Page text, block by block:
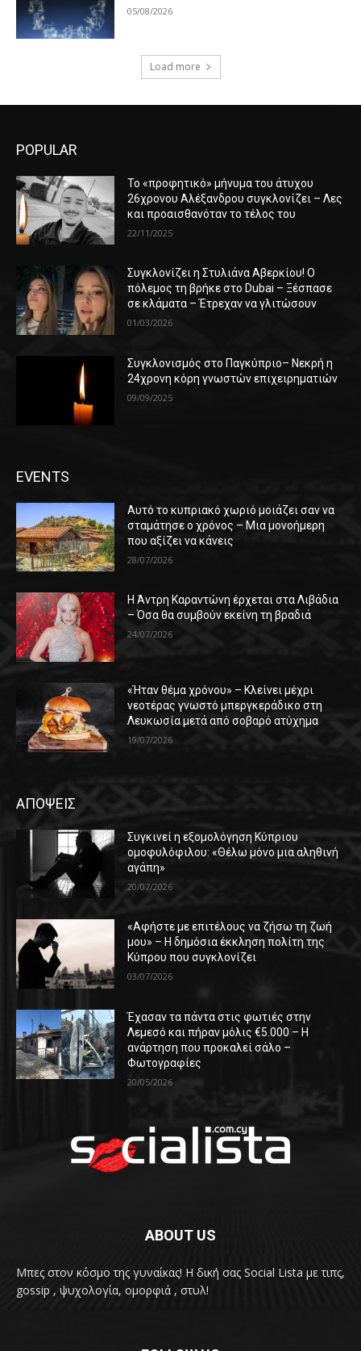
05/08/2026
Load more
POPULAR
Το «προφητικό» μήνυμα του άτυχου
26χρονου Αλέξανδρου συγκλονίζει – Λες
και προαισθανόταν το τέλος του
22/11/2025
Συγκλονίζει η Στυλιάνα Αβερκίου! Ο
πόλεμος τη βρήκε στο Dubai – Ξέσπασε
σε κλάματα – Έτρεχαν να γλιτώσουν
01/03/2026
Συγκλονισμός στο Παγκύπριο– Νεκρή η
24χρονη κόρη γνωστών επιχειρηματιών
09/09/2025
EVENTS
Αυτό το κυπριακό χωριό μοιάζει σαν να
σταμάτησε ο χρόνος – Μια μονοήμερη
που αξίζει να κάνεις
28/07/2026
Η Άντρη Καραντώνη έρχεται στα Λιβάδια
– Όσα θα συμβούν εκείνη τη βραδιά
24/07/2026
«Ήταν θέμα χρόνου» – Κλείνει μέχρι
νεοτέρας γνωστό μπεργκεράδικο στη
Λευκωσία μετά από σοβαρό ατύχημα
19/07/2026
ΑΠΟΨΕΙΣ
Συγκινεί η εξομολόγηση Κύπριου
ομοφυλόφιλου: «Θέλω μόνο μια αληθινή
αγάπη»
20/07/2026
«Αφήστε με επιτέλους να ζήσω τη ζωή
μου» – Η δημόσια έκκληση πολίτη της
Κύπρου που συγκλονίζει
03/07/2026
Έχασαν τα πάντα στις φωτιές στην
Λεμεσό και πήραν μόλις €5.000 – Η
ανάρτηση που προκαλεί σάλο –
Φωτογραφίες
20/05/2026
ABOUT US
Μπες στον κόσμο της γυναίκας! H δική σας Social Lista με τιπς,
gossip , ψυχολογία, ομορφιά , στυλ!